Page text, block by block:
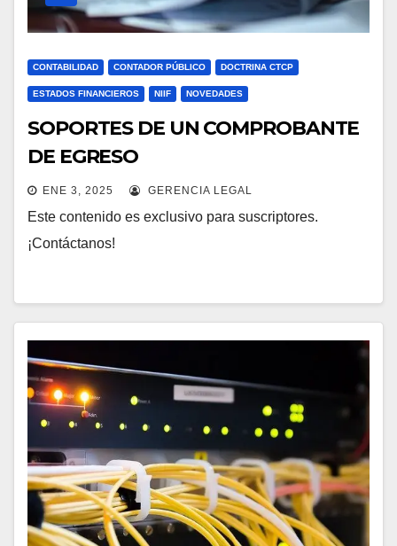
CONTABILIDAD CONTADOR PÚBLICO DOCTRINA CTCP
ESTADOS FINANCIEROS NIIF NOVEDADES
SOPORTES DE UN COMPROBANTE
DE EGRESO
ENE 3, 2025 GERENCIA LEGAL
Este contenido es exclusivo para suscriptores.
¡Contáctanos!